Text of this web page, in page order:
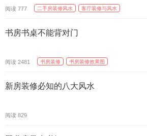
阅读 777 二手房装修风水 客厅装修与风水
书房书桌不能背对门
阅读 2481 书房装修 书房装修效果图
新房装修必知的八大风水
阅读 829